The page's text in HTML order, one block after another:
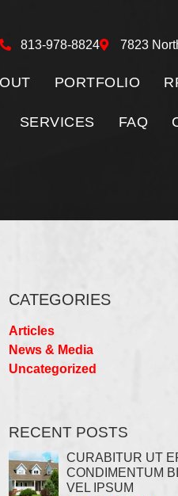
813-978-8824 7823
PORTFOLIO
SERVICES FAQ
CATEGORIES
Articles
News & Media
Uncategorized
RECENT POSTS
CURABITUR UT
CONDIMENTUM
VEL IPSUM